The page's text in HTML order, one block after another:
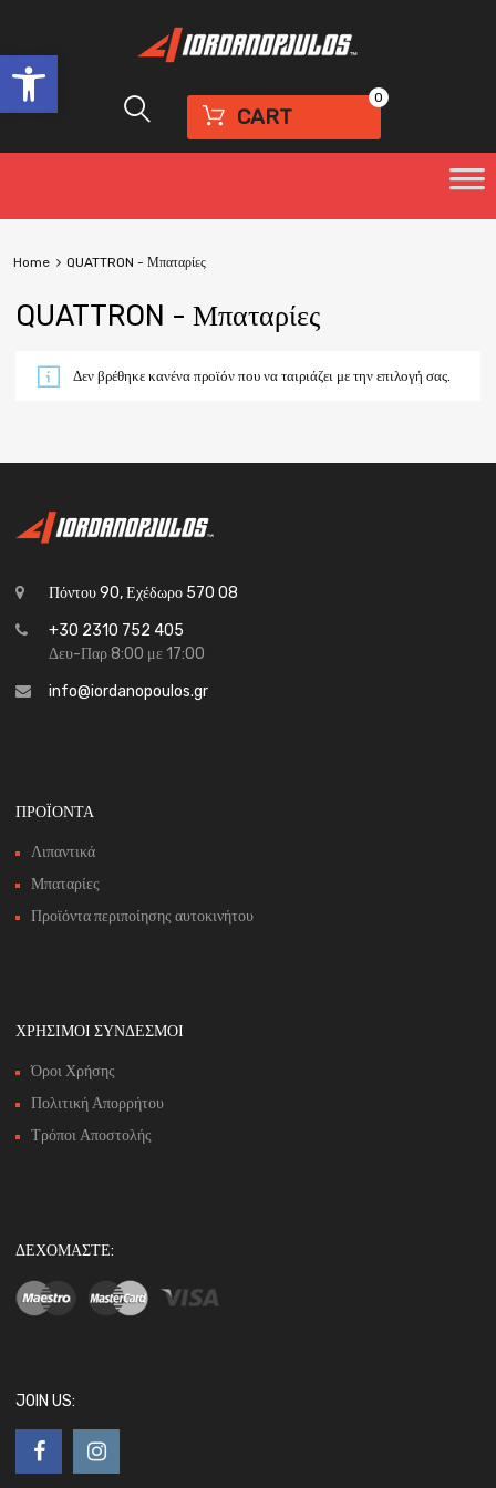
Ανοίξτε τη γραμμή εργαλείων
CART
0
Home QUATTRON - Μπαταρίες
QUATTRON - Μπαταρίες
Δεν βρέθηκε κανένα προϊόν που να ταιριάζει με την επιλογή σας.
Πόντου 90, Εχέδωρο 570 08
+30 2310 752 405
Δευ-Παρ 8:00 με 17:00
info@iordanopoulos.gr
ΠΡΟΪΟΝΤΑ
Λιπαντικά
Μπαταρίες
Προϊόντα περιποίησης αυτοκινήτου
ΧΡΗΣΙΜΟΙ ΣΥΝΔΕΣΜΟΙ
Όροι Χρήσης
Πολιτική Απορρήτου
Τρόποι Αποστολής
ΔΕΧΟΜΑΣΤΕ:
JOIN US: